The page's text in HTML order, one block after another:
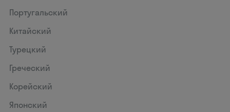
Португальский
Китайский
Турецкий
Греческий
Корейский
Японский